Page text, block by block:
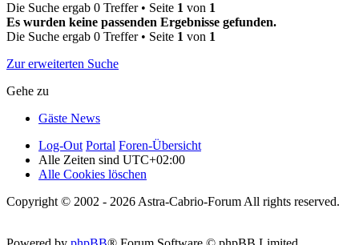
Die Suche ergab 0 Treffer • Seite 1 von 1
Es wurden keine passenden Ergebnisse gefunden.
Die Suche ergab 0 Treffer • Seite 1 von 1
Zur erweiterten Suche
Gehe zu
Gäste News
Log-Out Portal Foren-Übersicht
Alle Zeiten sind UTC+02:00
Alle Cookies löschen
Copyright © 2002 - 2026 Astra-Cabrio-Forum All rights reserved.